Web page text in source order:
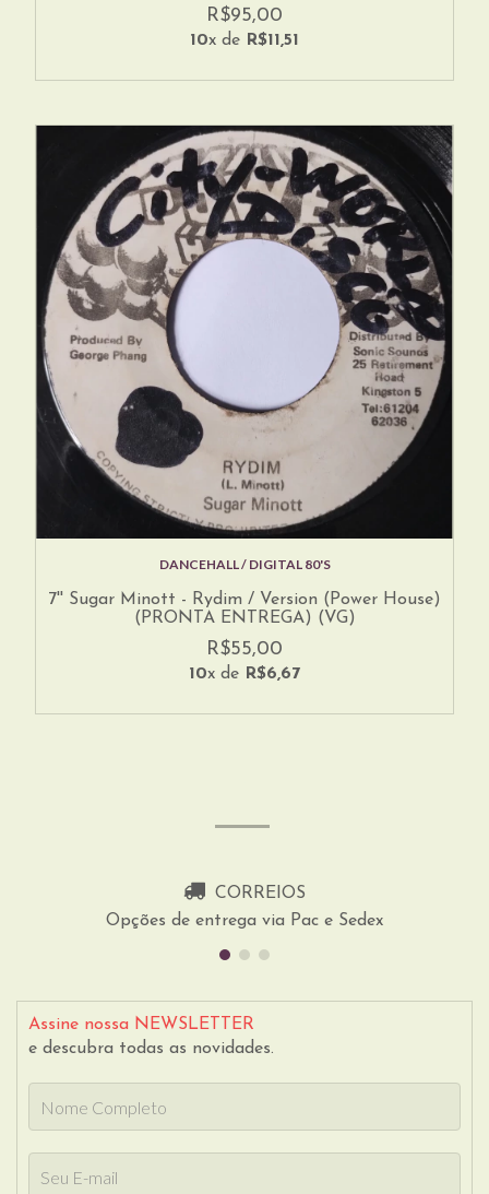
R$95,00
10x de R$11,51
DANCEHALL / DIGITAL 80'S
7'' Sugar Minott - Rydim / Version (Power House)
(PRONTA ENTREGA) (VG)
R$55,00
10x de R$6,67
CORREIOS
Opções de entrega via Pac e Sedex
Assine nossa NEWSLETTER
e descubra todas as novidades.